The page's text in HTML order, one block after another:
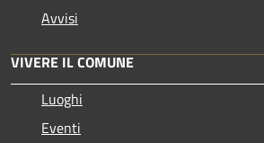
Avvisi
VIVERE IL COMUNE
Luoghi
Eventi